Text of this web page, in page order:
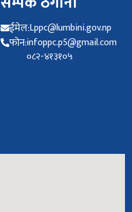
ईमेल:Lppc@lumbini.gov.np
फोन:infoppc.p5@gmail.com
०८२-४१३१०५